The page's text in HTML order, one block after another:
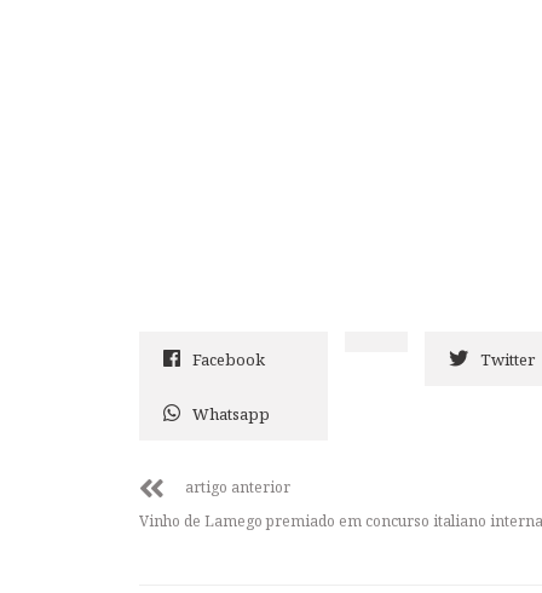
Facebook Twitter
Whatsapp
artigo anterior
Vinho de Lamego premiado em concurso italiano